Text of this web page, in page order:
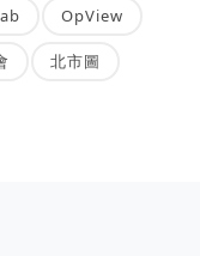
OpView
北市圖